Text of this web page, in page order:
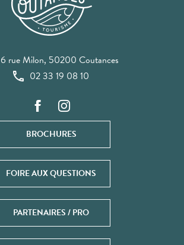
6 rue Milon, 50200 Coutances
02 33 19 08 10
BROCHURES
FOIRE AUX QUESTIONS
PARTENAIRES / PRO